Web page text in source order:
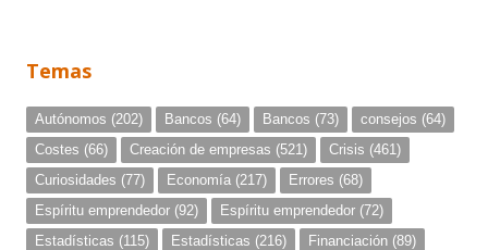
Temas
Autónomos (202) Bancos (64) Bancos (73) consejos (64)
Costes (66) Creación de empresas (521) Crisis (461)
Curiosidades (77) Economía (217) Errores (68)
Espíritu emprendedor (92) Espíritu emprendedor (72)
Estadísticas (115) Estadísticas (216) Financiación (89)